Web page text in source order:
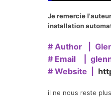
Je remercie
installation
# Author |
# Email |
# Website |
il ne nous reste